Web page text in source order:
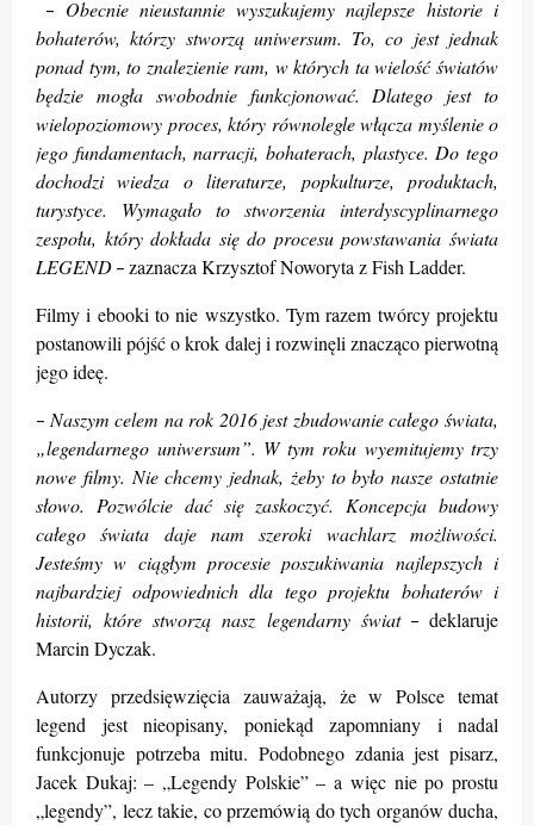
– Obecnie nieustannie wyszukujemy najlepsze historie i
bohaterów, którzy stworzą uniwersum. To, co jest jednak
ponad tym, to znalezienie ram, w których ta wielość światów
będzie mogła swobodnie funkcjonować. Dlatego jest to
wielopoziomowy proces, który równolegle włącza myślenie o
jego fundamentach, narracji, bohaterach, plastyce. Do tego
dochodzi wiedza o literaturze, popkulturze, produktach,
turystyce. Wymagało to stworzenia interdyscyplinarnego
zespołu, który dokłada się do procesu powstawania świata
LEGEND – zaznacza Krzysztof Noworyta z Fish Ladder.
Filmy i ebooki to nie wszystko. Tym razem twórcy projektu
postanowili pójść o krok dalej i rozwinęli znacząco pierwotną
jego ideę.
– Naszym celem na rok 2016 jest zbudowanie całego świata,
„legendarnego uniwersum”. W tym roku wyemitujemy trzy
nowe filmy. Nie chcemy jednak, żeby to było nasze ostatnie
słowo. Pozwólcie dać się zaskoczyć. Koncepcja budowy
całego świata daje nam szeroki wachlarz możliwości.
Jesteśmy w ciągłym procesie poszukiwania najlepszych i
najbardziej odpowiednich dla tego projektu bohaterów i
historii, które stworzą nasz legendarny świat–deklaruje
Marcin Dyczak.
Autorzy przedsięwzięcia zauważają, że w Polsce temat
legend jest nieopisany, poniekąd zapomniany i nadal
funkcjonuje potrzeba mitu. Podobnego zdania jest pisarz,
Jacek Dukaj: – „Legendy Polskie” – a więc nie po prostu
„legendy”, lecz takie, co przemówią do tych organów ducha,